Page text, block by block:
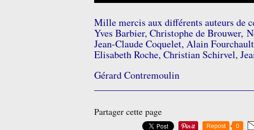
Mille mercis aux différents auteurs de
Yves Barbier, Christophe de Brouwer,
Jean-Claude Coquelet, Alain
Elisabeth Roche, Christian Schirvel,
Gérard Contremoulin
Partager cette page
Repost 0